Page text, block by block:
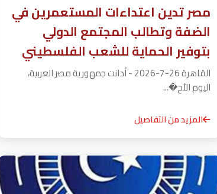
مصر تدين اعتداءات المستعمرين في
الضفة وتطالب المجتمع الدولي
بتوفير الحماية للشعب الفلسطيني
القاهرة 26-7-2026 - أدانت جمهورية مصر العربية،
اليوم الأح�...
المزيد من التفاصيل